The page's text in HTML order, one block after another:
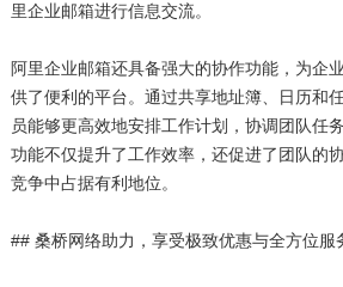
里企业邮箱进行信息交流。
阿里企业邮箱还具备强大的协作功能，为企
供了便利的平台。通过共享地址簿、日历和
员能够更高效地安排工作计划，协调团队任
功能不仅提升了工作效率，还促进了团队的
竞争中占据有利地位。
## 桑桥网络助力，享受极致优惠与全方位服